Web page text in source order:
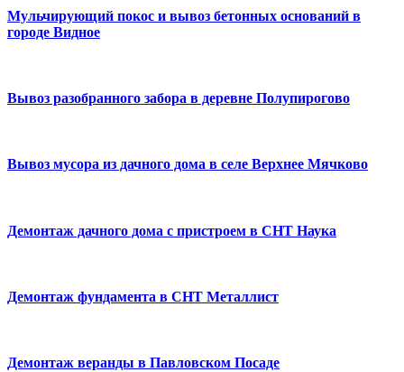
Мульчирующий покос и вывоз бетонных оснований в
городе Видное
Вывоз разобранного забора в деревне Полупирогово
Вывоз мусора из дачного дома в селе Верхнее Мячково
Демонтаж дачного дома с пристроем в СНТ Наука
Демонтаж фундамента в СНТ Металлист
Демонтаж веранды в Павловском Посаде